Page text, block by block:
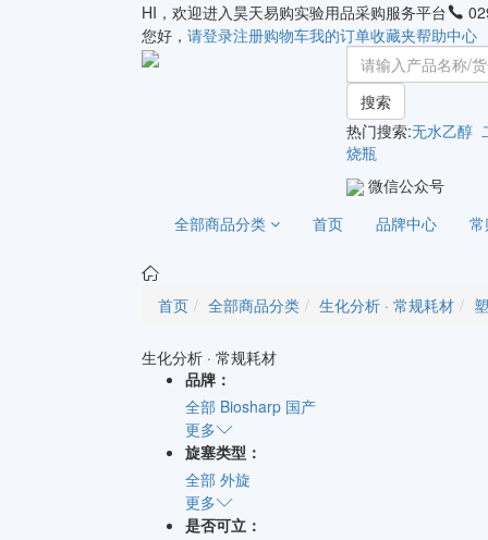
HI，欢迎进入昊天易购实验用品采购服务平台
您好， 请登录注册购物车我的订单收藏夹帮助中心
搜索
热门搜索:无水乙醇
烧瓶
微信公众号
全部商品分类
首页 品牌中心
首页 全部商品分类 生化分析 · 常规耗材
生化分析 · 常规耗材
品牌：
全部 Biosharp 国产
更多
旋塞类型：
全部 外旋
更多
是否可立：